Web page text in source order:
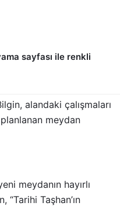
sayfası ile renkli
alandaki çalışmaları
meydan
meydanın hayırlı
“Tarihi Taşhan’ın